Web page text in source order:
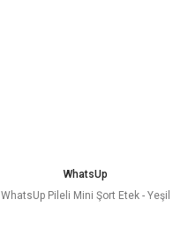
WhatsUp
WhatsUp Pileli Mini Şort Etek - Yeşil